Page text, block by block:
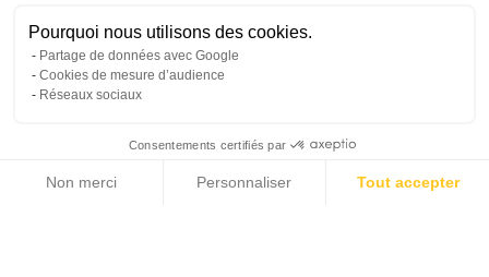
Pourquoi nous utilisons des cookies.
Partage de données avec Google
Cookies de mesure d’audience
Réseaux sociaux
Consentements certifiés par
Non merci Personnaliser Tout accepter
Une question ? Nous sommes là pour vous accompagner
Non, merci
Créneau
Annuler Envoyer